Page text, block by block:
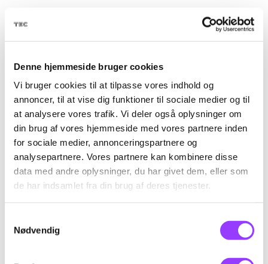
Denne hjemmeside bruger cookies
Vi bruger cookies til at tilpasse vores indhold og
annoncer, til at vise dig funktioner til sociale medier og til
at analysere vores trafik. Vi deler også oplysninger om
din brug af vores hjemmeside med vores partnere inden
for sociale medier, annonceringspartnere og
analysepartnere. Vores partnere kan kombinere disse
data med andre oplysninger, du har givet dem, eller som
de har indsamlet fra din brug af deres tjenester.
Nødvendig
Hvad er en erhvervsuddannelse?
En erhvervsuddannelse (EUD) i
København hos TEC kombinerer praktisk
erfaring med teoretisk viden, så du er klar
til arbejdsmarkedet. Med en
erhvervsuddannelse bliver du klædt på til
en karriere inden for et fagområde, hvor
der er stor efterspørgsel efter dygtige
håndværkere og teknikere. Danmark står
til at mangle op mod 100.000 faglærte i
2030, og med en uddannelse fra TEC
kan du bidrage til at dække dette behov.